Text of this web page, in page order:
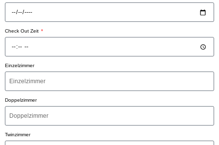
Check Out Zeit
Einzelzimmer
Doppelzimmer
Twinzimmer